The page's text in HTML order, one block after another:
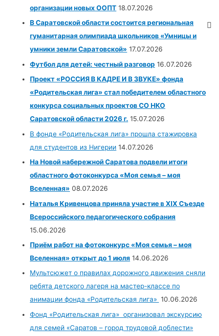
организации новых ООПТ 18.07.2026
В Саратовской области состоится региональная
гуманитарная олимпиада школьников «Умницы и
умники земли Саратовской» 17.07.2026
Футбол для детей: честный разговор 16.07.2026
Проект «РОССИЯ В КАДРЕ И В ЗВУКЕ» фонда
«Родительская лига» стал победителем областного
конкурса социальных проектов СО НКО
Саратовской области 2026 г. 15.07.2026
В фонде «Родительская лига» прошла стажировка
для студентов из Нигерии 14.07.2026
На Новой набережной Саратова подвели итоги
областного фотоконкурса «Моя семья – моя
Вселенная» 08.07.2026
Наталья Кривенцова приняла участие в XIX Съезде
Всероссийского педагогического собрания
15.06.2026
Приём работ на фотоконкурс «Моя семья – моя
Вселенная» открыт до 1 июля 14.06.2026
Мультсюжет о правилах дорожного движения сняли
ребята детского лагеря на мастер-классе по
анимации фонда «Родительская лига» 10.06.2026
Фонд «Родительская лига» организовал экскурсию
для семей «Саратов – город трудовой доблести»